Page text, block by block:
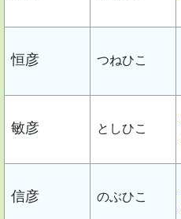
恒彦 つねひこ
敏彦 としひこ
信彦 のぶひこ